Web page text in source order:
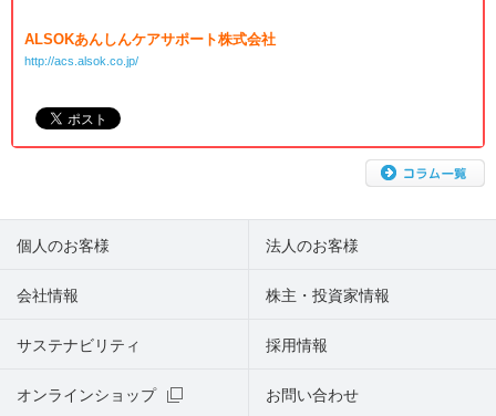
ALSOKあんしんケアサポート株式会社
http://acs.alsok.co.jp/
個人のお客様 法人のお客様
会社情報 株主・投資家情報
サステナビリティ
オンラインショップ お問い合わせ
採用情報